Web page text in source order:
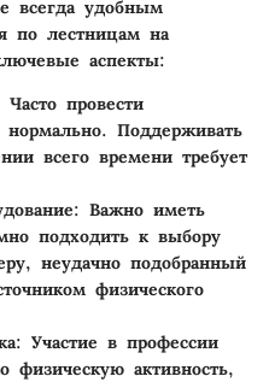
всегда удобным
по лестницам на
аспекты:
Часто провести
нормально. Поддерживать
всего времени требует
: Важно иметь
подходить к выбору
неудачно подобранный
физического
: Участие в профессии
физическую активность,